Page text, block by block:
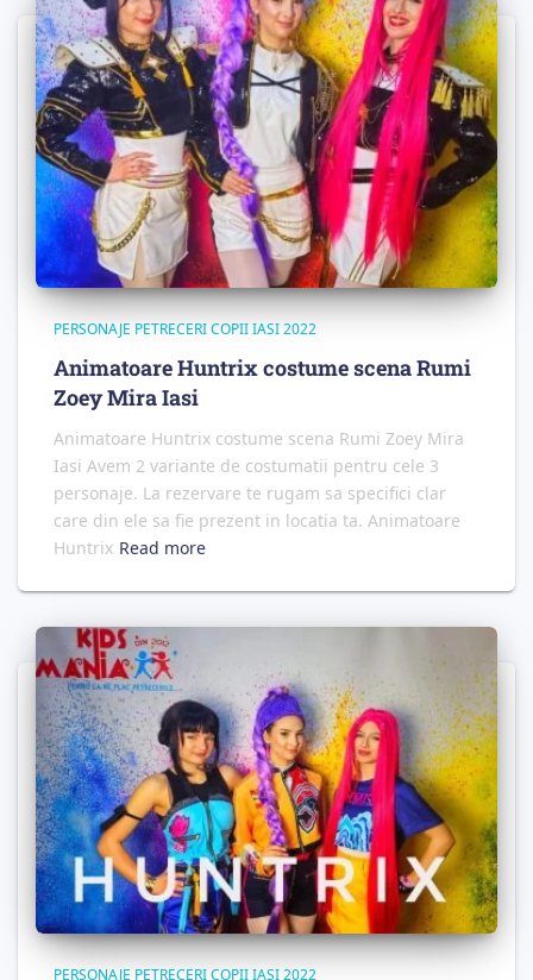
PERSONAJE PETRECERI COPII IASI 2022
Animatoare Huntrix costume scena Rumi
Zoey Mira Iasi
Animatoare Huntrix costume scena Rumi Zoey Mira
Iasi Avem 2 variante de costumatii pentru cele 3
personaje. La rezervare te rugam sa specifici clar
care din ele sa fie prezent in locatia ta. Animatoare
Huntrix Read more
PERSONAJE PETRECERI COPII IASI 2022